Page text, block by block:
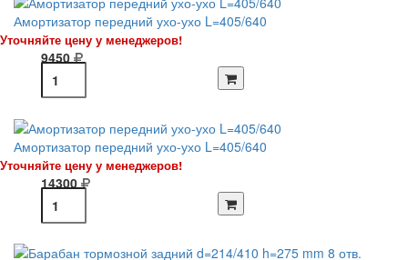
Амортизатор передний ухо-ухо L=405/640
Уточняйте цену у менеджеров!
9450
Амортизатор передний ухо-ухо L=405/640
Уточняйте цену у менеджеров!
14300